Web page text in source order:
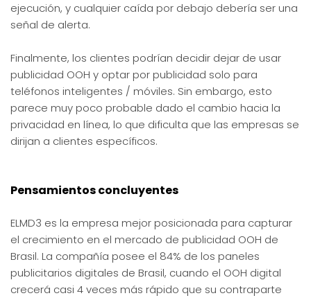
ejecución, y cualquier caída por debajo debería ser una
señal de alerta.
Finalmente, los clientes podrían decidir dejar de usar
publicidad OOH y optar por publicidad solo para
teléfonos inteligentes / móviles. Sin embargo, esto
parece muy poco probable dado el cambio hacia la
privacidad en línea, lo que dificulta que las empresas se
dirijan a clientes específicos.
Pensamientos concluyentes
ELMD3 es la empresa mejor posicionada para capturar
el crecimiento en el mercado de publicidad OOH de
Brasil. La compañía posee el 84% de los paneles
publicitarios digitales de Brasil, cuando el OOH digital
crecerá casi 4 veces más rápido que su contraparte